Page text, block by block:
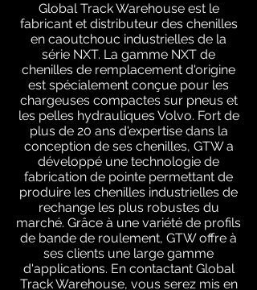
Global Track Warehouse est le
fabricant et distributeur des chenilles
en caoutchouc industrielles de la
série NXT. La gamme NXT de
chenilles de remplacement d'origine
est spécialement conçue pour les
chargeuses compactes sur pneus et
les pelles hydrauliques Volvo. Fort de
plus de 20 ans d'expertise dans la
conception de ses chenilles, GTW a
développé une technologie de
fabrication de pointe permettant de
produire les chenilles industrielles de
rechange les plus robustes du
marché. Grâce à une variété de profils
de bande de roulement, GTW offre à
ses clients une large gamme
d'applications. En contactant Global
Track Warehouse, vous serez mis en